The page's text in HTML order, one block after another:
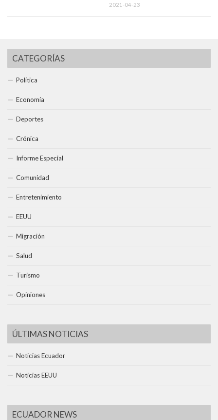
2021-04-23
CATEGORÍAS
Política
Economía
Deportes
Crónica
Informe Especial
Comunidad
Entretenimiento
EEUU
Migración
Salud
Turismo
Opiniones
ÚLTIMAS NOTICIAS
Noticias Ecuador
Noticias EEUU
ECUADOR NEWS